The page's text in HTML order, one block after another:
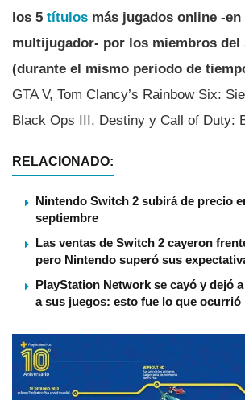
los 5 tí­tulos más jugados online -en
multijugador- por los miembros del
(durante el mismo periodo de
GTA V, Tom Clancy’s Rainbow Six:
Black Ops III, Destiny y Call of Duty:
RELACIONADO:
Nintendo Switch 2 subirá de precio
septiembre
Las ventas de Switch 2 cayeron
pero Nintendo superó sus
PlayStation Network se cayó y dejó
a sus juegos: esto fue lo que ocurrió